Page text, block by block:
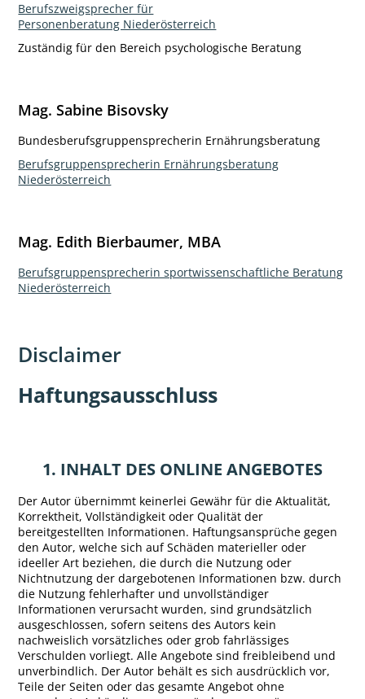
Berufszweigsprecher für
Personenberatung Niederösterreich
Zuständig für den Bereich psychologische Beratung
Mag. Sabine Bisovsky
Bundesberufsgruppensprecherin Ernährungsberatung
Berufsgruppensprecherin Ernährungsberatung
Niederösterreich
Mag. Edith Bierbaumer, MBA
Berufsgruppensprecherin sportwissenschaftliche Beratung
Niederösterreich
Disclaimer
Haftungsausschluss
1. INHALT DES ONLINE ANGEBOTES
Der Autor übernimmt keinerlei Gewähr für die Aktualität,
Korrektheit, Vollständigkeit oder Qualität der
bereitgestellten Informationen. Haftungsansprüche gegen
den Autor, welche sich auf Schäden materieller oder
ideeller Art beziehen, die durch die Nutzung oder
Nichtnutzung der dargebotenen Informationen bzw. durch
die Nutzung fehlerhafter und unvollständiger
Informationen verursacht wurden, sind grundsätzlich
ausgeschlossen, sofern seitens des Autors kein
nachweislich vorsätzliches oder grob fahrlässiges
Verschulden vorliegt. Alle Angebote sind freibleibend und
unverbindlich. Der Autor behält es sich ausdrücklich vor,
Teile der Seiten oder das gesamte Angebot ohne